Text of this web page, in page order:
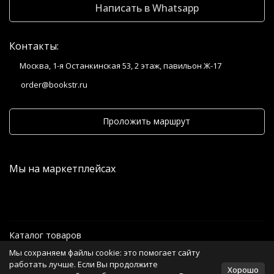
Написать в Whatsapp
Контакты:
Москва, 1-я Останкинская 53, 2 этаж, павильон Ж-17
order@bookstr.ru
Проложить маршрут
Мы на маркетплейсах
Каталог товаров
Информация
Мы сохраняем файлы cookie: это помогает сайту
работать лучше. Если Вы продолжите
Хорошо